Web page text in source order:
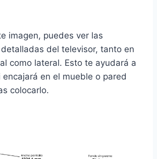
imagen, puedes ver las
del televisor, tanto en
como lateral. Esto te ayudará a
en el mueble o pared
colocarlo.